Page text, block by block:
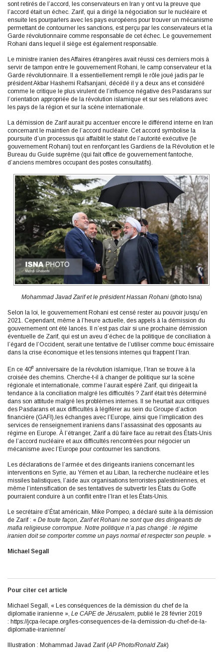
sont retirés de l’accord, les conservateurs en Iran y ont vu la preuve que
l’accord était un échec. Zarif, qui a dirigé la négociation sur le nucléaire et
ensuite les pourparlers avec les pays européens pour trouver un mécanisme
permettant de contourner les sanctions, est perçu par les conservateurs et la
Garde révolutionnaire comme responsable de cet échec. Le gouvernement
Rohani dans lequel il siège est également responsable.
Le ministre iranien des Affaires étrangères avait réussi ces derniers mois à
servir de tampon entre le gouvernement Rohani, le camp conservateur et la
Garde révolutionnaire. Il a essentiellement rempli le rôle joué jadis par le
président Akbar Hashemi Rafsanjani, décédé il y a deux ans et considéré
comme le critique le plus virulent de l’influence négative des Pasdarans sur
l’orientation appropriée de la révolution islamique et sur ses relations avec
les pays de la région et sur la scène internationale.
La démission de Zarif aurait pu accentuer encore le différend interne en Iran
concernant le maintien de l’accord nucléaire. Cet accord symbolise la
poursuite d’un processus qui affaiblit le statut de l’autorité exécutive (le
gouvernement Rohani) tout en renforçant les Gardiens de la Révolution et le
Bureau du Guide suprême (qui fait office de gouvernement fantoche,
d’anciens membres occupant des postes consultatifs).
Mohammad Javad Zarif et le président Hassan Rohani(photo Isna)
Selon la loi, le gouvernement Rohani est censé rester au pouvoir jusqu’en
2021. Cependant, même à l’heure actuelle, des appels à la démission du
gouvernement ont été lancés. Il n’est pas clair si une prochaine démission
éventuelle de Zarif, qui est un aveu d’échec de la politique de conciliation à
l’égard de l’Occident, serait une tentative de l’utiliser comme bouc émissaire
dans la crise économique et les tensions internes qui frappent l’Iran.
En ce 40e anniversaire de la révolution islamique, l’Iran se trouve à la
croisée des chemins. Cherche-t-il à changer de politique sur la scène
régionale et internationale, comme l’aurait espéré Zarif, qui dirigeait la
tendance à la conciliation malgré les difficultés ? Zarif était très déterminé
dans son attitude malgré les problèmes internes. Il se heurtait aux critiques
des Pasdarans et aux difficultés à légiférer au sein du Groupe d’action
financière (GAFI),les échanges avec l’Europe, ainsi que l’implication des
services de renseignement iraniens dans l’assassinat des opposants au
régime en Europe. À l’étranger, Zarif a dû faire face au retrait des États-Unis
de l’accord nucléaire et aux difficultés rencontrées pour négocier un
mécanisme avec l’Europe pour contourner les sanctions.
Les déclarations de l’armée et des dirigeants iraniens concernant les
interventions en Syrie, au Yémen et au Liban, la recherche nucléaire et les
missiles balistiques, l’aide aux organisations terroristes palestiniennes, et
même l’intensification de ses tentatives de subvertir les États du Golfe
pourraient conduire à un conflit entre l’Iran et les États-Unis.
Le secrétaire d’État américain, Mike Pompeo, a déclaré suite à la démission
de Zarif : « De toute façon, Zarif et Rohani ne sont que des dirigeants de
mafia religieuse corrompue. Notre politique n’a pas changé : le régime
iranien doit se comporter comme un pays normal et respecter son peuple. »
Michael Segall
Pour citer cet article
Michael Segall, « Les conséquences de la démission du chef de la
diplomatie iranienne », Le CAPE de Jérusalem, publié le 28 février 2019
: https://jcpa-lecape.org/les-consequences-de-la-demission-du-chef-de-la-
diplomatie-iranienne/
Illustration : Mohammad Javad Zarif (AP Photo/Ronald Zak)